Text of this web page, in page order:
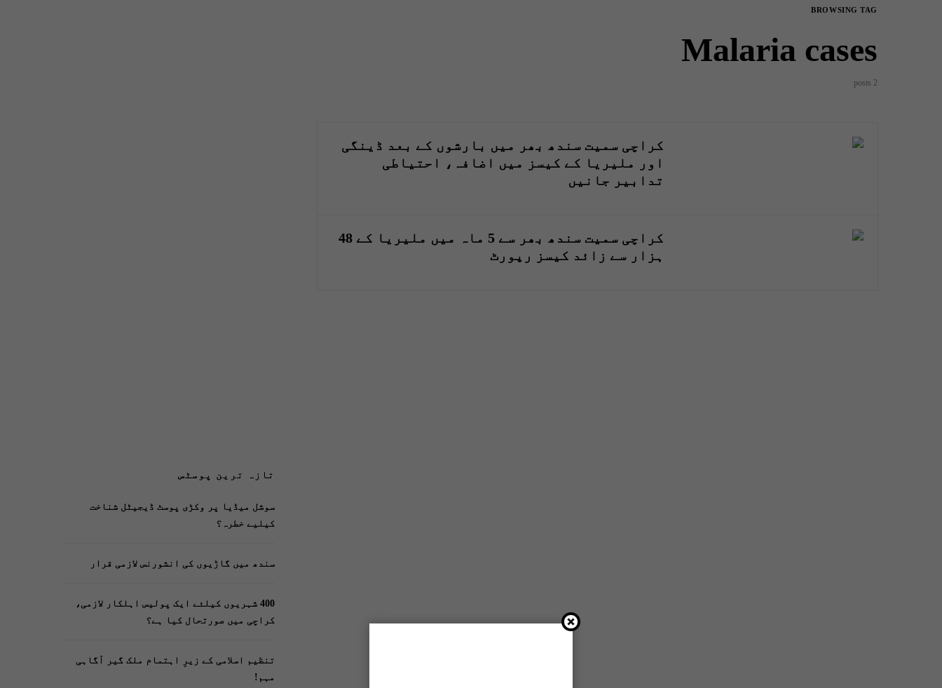
BROWSING TAG
Malaria cases
2 posts
کراچی سمیت سندھ بھر میں بارشوں کے بعد ڈینگی
اور ملیریا کے کیسز میں اضافہ، احتیاطی
تدابیر جانیں
کراچی سمیت سندھ بھر سے 5 ماہ میں ملیریا کے 48
ہزار سے زائد کیسز رپورٹ
تازہ ترین پوسٹس
سوشل میڈیا پر وکڑی پوسٹ ڈیجیٹل شناخت
کیلیے خطرہ؟
سندھ میں گاڑیوں کی انشورنس لازمی قرار
400 شہریوں کیلئے ایک پولیس اہلکار لازمی،
کراچی میں صورتحال کیا ہے؟
تنظیم اسلامی کے زیرِ اہتمام ملک گیر آگاہی
مہم!